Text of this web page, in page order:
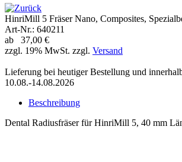
HinriMill 5 Fräser Nano, Composites,
Art-Nr.: 640211
ab 37,00 €
zzgl. 19% MwSt. zzgl. Versand
Lieferung bei heutiger Bestellung und
10.08.-14.08.2026
Beschreibung
Dental Radiusfräser für HinriMill 5, 40 mm